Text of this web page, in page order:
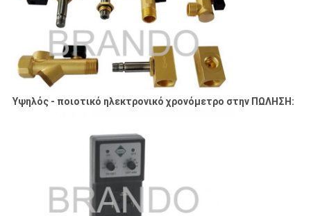
Υψηλός - ποιοτικό ηλεκτρονικό χρονόμετρο στην ΠΩΛΗΣΗ: